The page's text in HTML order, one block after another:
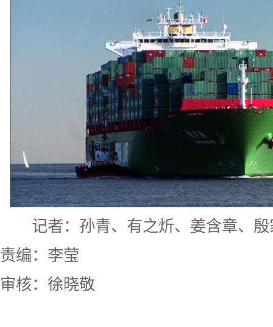
记者：孙青、有之炘、姜含章、殷
责编：李莹
审核：徐晓敬